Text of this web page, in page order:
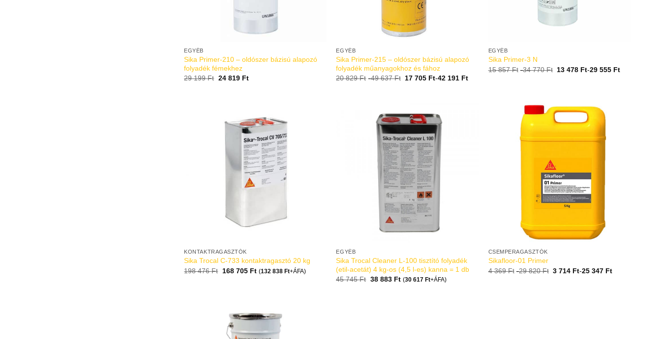
EGYÉB
Sika Primer-210 – oldószer bázisú alapozó
folyadék fémekhez
29 199Ft 24 819 Ft
EGYÉB
Sika Primer-215 – oldószer bázisú alapozó
folyadék műanyagokhoz és fához
20 829Ft -49 637Ft 17 705 Ft-42 191 Ft
EGYÉB
Sika Primer-3 N
15 857Ft -34 770Ft 13 478 Ft-29 555 Ft
KONTAKTRAGASZTÓK
Sika Trocal C-733 kontaktragasztó 20 kg
198 476Ft 168 705 Ft (132 838 Ft+ÁFA)
EGYÉB
Sika Trocal Cleaner L-100 tisztító folyadék
(etil-acetát) 4 kg-os (4,5 l-es) kanna = 1 db
45 745Ft 38 883 Ft (30 617 Ft+ÁFA)
CSEMPERAGASZTÓK
Sikafloor-01 Primer
4 369Ft -29 820Ft 3 714 Ft-25 347 Ft